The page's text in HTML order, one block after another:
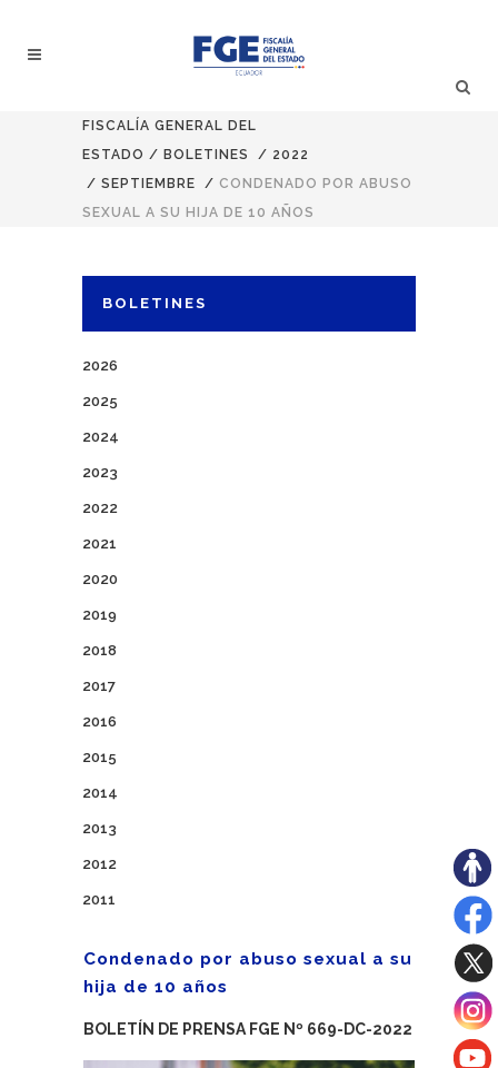
FISCALÍA GENERAL DEL
ESTADO / BOLETINES / 2022
/ SEPTIEMBRE / CONDENADO POR ABUSO
SEXUAL A SU HIJA DE 10 AÑOS
BOLETINES
2026
2025
2024
2023
2022
2021
2020
2019
2018
2017
2016
2015
2014
2013
2012
2011
Condenado por abuso sexual a su
hija de 10 años
BOLETÍN DE PRENSA FGE Nº 669-DC-2022